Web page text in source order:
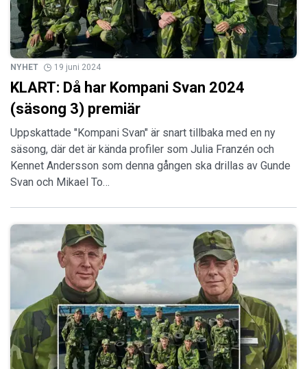
NYHET 19 juni 2024
KLART: Då har Kompani Svan 2024
(säsong 3) premiär
Uppskattade "Kompani Svan" är snart tillbaka med en ny
säsong, där det är kända profiler som Julia Franzén och
Kennet Andersson som denna gången ska drillas av Gunde
Svan och Mikael To…